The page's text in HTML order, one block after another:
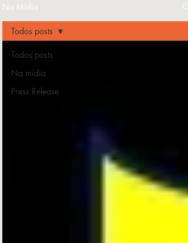
Na Mídia
Todos posts
Na midia
Press Release
Todos posts